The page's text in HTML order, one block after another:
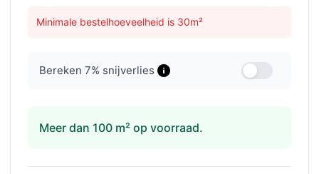
Minimale bestelhoeveelheid is 30m²
Bereken 7% snijverlies
Meer dan 100 m² op voorraad.